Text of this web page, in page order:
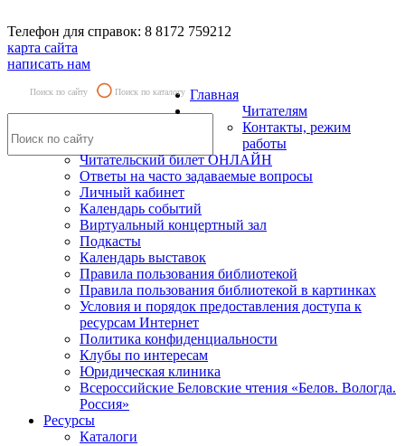
Телефон для справок: 8 8172 759212
карта сайта
написать нам
Поиск по сайту Поиск по каталогу Главная
Читателям
Контакты, режим
работы
Читательский билет ОНЛАЙН
Ответы на часто задаваемые вопросы
Личный кабинет
Календарь событий
Виртуальный концертный зал
Подкасты
Календарь выставок
Правила пользования библиотекой
Правила пользования библиотекой в картинках
Условия и порядок предоставления доступа к
ресурсам Интернет
Политика конфиденциальности
Клубы по интересам
Юридическая клиника
Всероссийские Беловские чтения «Белов. Вологда.
Россия»
Ресурсы
Каталоги